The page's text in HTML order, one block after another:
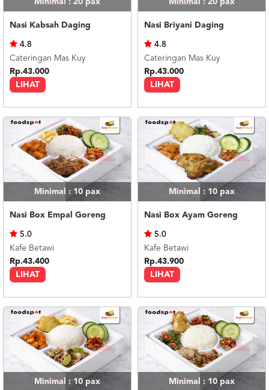
Nasi Kabsah Daging
LIHAT
4.8
Cateringan Mas Kuy
Rp.43.000
Nasi Briyani Daging
LIHAT
4.8
Cateringan Mas Kuy
Rp.43.000
Minimal : 10 pax
Nasi Box Empal Goreng
LIHAT
5.0
Kafe Betawi
Rp.43.400
Minimal : 10pax
Nasi Box Ayam Goreng
LIHAT
5.0
Kafe Betawi
Rp.43.900
Minimal : 10pax Minimal : 10pax